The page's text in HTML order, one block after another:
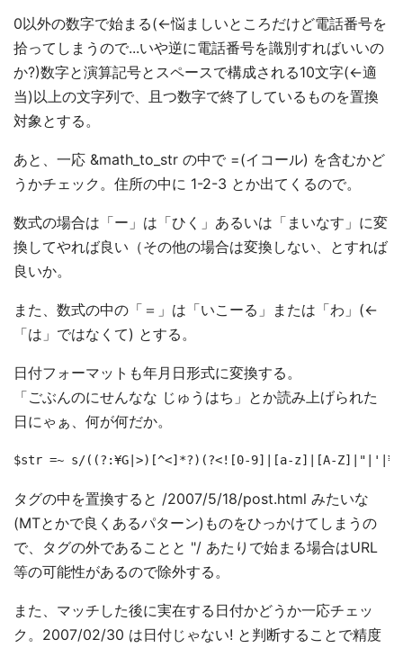
0以外の数字で始まる(<-悩ましいところだけど電話番号を
拾ってしまうので...いや逆に電話番号を識別すればいいの
か?)数字と演算記号とスペースで構成される10文字(<-適
当)以上の文字列で、且つ数字で終了しているものを置換
対象とする。
あと、一応 &math_to_str の中で =(イコール) を含むかど
うかチェック。住所の中に 1-2-3 とか出てくるので。
数式の場合は「ー」は「ひく」あるいは「まいなす」に変
換してやれば良い（その他の場合は変換しない、とすれば
良いか。
また、数式の中の「＝」は「いこーる」または「わ」(<-
「は」ではなくて) とする。
日付フォーマットも年月日形式に変換する。
「ごぶんのにせんなな じゅうはち」とか読み上げられた
日にゃぁ、何が何だか。
$str =~ s/((?:¥G|>)[^<]*?)(?<![0-9]|[a-z]|[A-
タグの中を置換すると /2007/5/18/post.html みたいな
(MTとかで良くあるパターン)ものをひっかけてしまうの
で、タグの外であることと "/ あたりで始まる場合はURL
等の可能性があるので除外する。
また、マッチした後に実在する日付かどうか一応チェッ
ク。2007/02/30 は日付じゃない! と判断することで精度